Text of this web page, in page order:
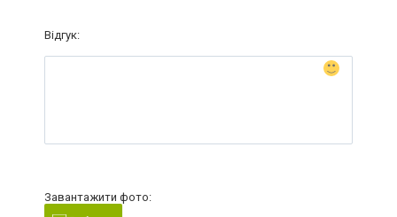
Відгук:
Завантажити фото: